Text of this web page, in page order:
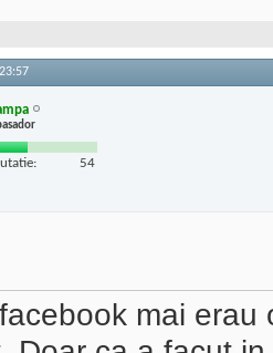
23:57
54
mai